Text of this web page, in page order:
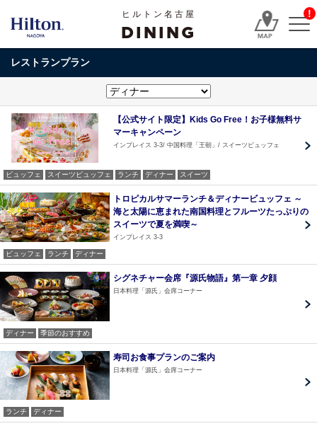
ヒルトン名古屋
DINING
!
レストランプラン
【公式サイト限定】Kids Go Free！お子様無料サ
マーキャンペーン
インプレイス 3-3 中国料理「王朝」 スイーツビュッフェ
ビュッフェ スイーツビュッフェ ランチ ディナー スイーツ
トロピカルサマーランチ＆ディナービュッフェ ～
海と太陽に恵まれた南国料理とフルーツたっぷりの
スイーツで夏を満喫～
インプレイス 3-3
ビュッフェ ランチ ディナー
シグネチャー会席『源氏物語』第一章 夕顔
日本料理「源氏」会席コーナー
ディナー 季節のおすすめ
寿司お食事プランのご案内
日本料理「源氏」会席コーナー
ランチ ディナー